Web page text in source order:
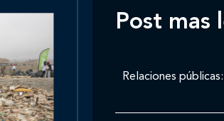
Post mas
Relaciones